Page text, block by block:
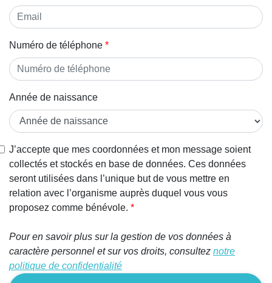
Numéro de téléphone
Année de naissance
J’accepte que mes coordonnées et mon message soient
collectés et stockés en base de données. Ces données
seront utilisées dans l’unique but de vous mettre en
relation avec l’organisme auprès duquel vous vous
proposez comme bénévole.
Pour en savoir plus sur la gestion de vos données à
caractère personnel et sur vos droits, consultez notre
politique de confidentialité